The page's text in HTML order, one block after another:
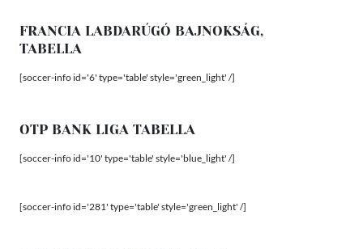
FRANCIA LABDARÚGÓ BAJNOKSÁG,
TABELLA
[soccer-info id='6' type='table' style='green_light' /]
OTP BANK LIGA TABELLA
[soccer-info id='10' type='table' style='blue_light' /]
[soccer-info id='281' type='table' style='green_light' /]